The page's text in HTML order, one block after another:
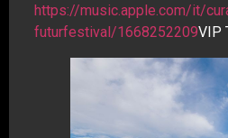
https://music.apple.com/it/
futurfestival/1668252209VIP